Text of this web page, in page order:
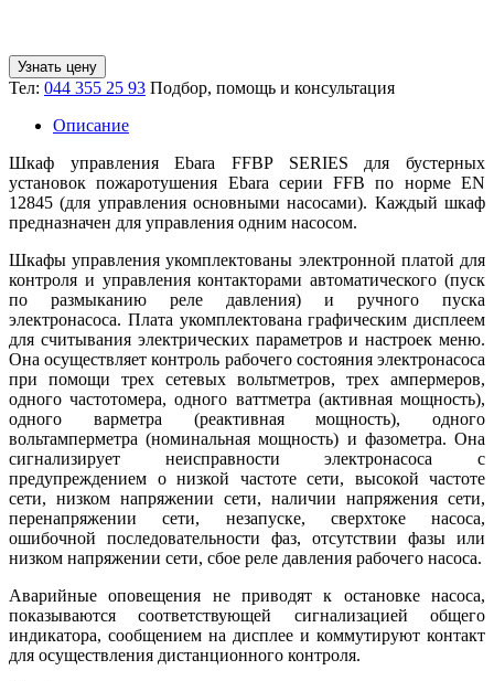
Узнать цену
Тел: 044 355 25 93 Подбор, помощь и консультация
Описание
Шкаф управления Ebara FFBP SERIES для бустерных
установок пожаротушения Ebara серии FFB по норме EN
12845 (для управления основными насосами). Каждый шкаф
предназначен для управления одним насосом.
Шкафы управления укомплектованы электронной платой для
контроля и управления контакторами автоматического (пуск
по размыканию реле давления) и ручного пуска
электронасоса. Плата укомплектована графическим дисплеем
для считывания электрических параметров и настроек меню.
Она осуществляет контроль рабочего состояния электронасоса
при помощи трех сетевых вольтметров, трех ампермеров,
одного частотомера, одного ваттметра (активная мощность),
одного варметра (реактивная мощность), одного
вольтамперметра (номинальная мощность) и фазометра. Она
сигнализирует неисправности электронасоса с
предупреждением о низкой частоте сети, высокой частоте
сети, низком напряжении сети, наличии напряжения сети,
перенапряжении сети, незапуске, сверхтоке насоса,
ошибочной последовательности фаз, отсутствии фазы или
низком напряжении сети, сбое реле давления рабочего насоса.
Аварийные оповещения не приводят к остановке насоса,
показываются соответствующей сигнализацией общего
индикатора, сообщением на дисплее и коммутируют контакт
для осуществления дистанционного контроля.